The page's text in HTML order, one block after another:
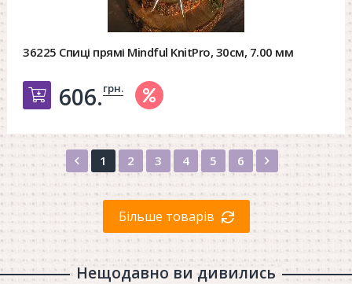
36225 Спиці прямі Mindful KnitPro, 30см, 7.00 мм
Добавить в корзину
606.грн.
Назад
1 2 3 4 5 6 Вперед
Більше товарів
Нещодавно ви дивились